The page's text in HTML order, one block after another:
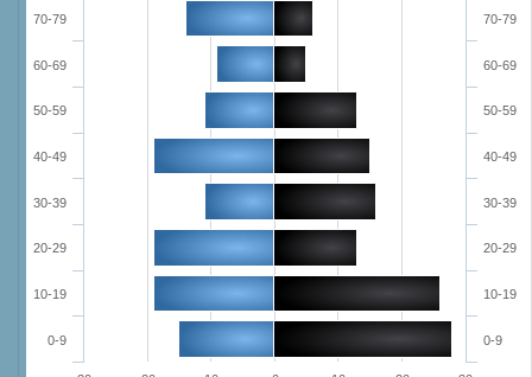
0-9
10-19
20-29
30-39
40-49
50-59
60-69
70-79
0-9
10-19
20-29
30-39
40-49
50-59
60-69
70-79